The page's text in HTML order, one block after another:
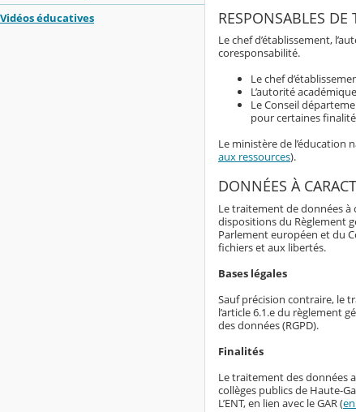
Vidéos éducatives
RESPONSABLES DE
Le chef d’établissement,
coresponsabilité.
Le chef
L’autorité
Le Conseil
pour certaines
Le ministère de l’éducation
aux ressources).
DONNÉES À
Le traitement de données à
dispositions du Règlement
Parlement européen et du
fichiers et aux libertés.
Bases légales
Sauf précision contraire, le
l’article 6.1.e du règlement
des données (RGPD).
Finalités
Le traitement des données
collèges publics de Haute-
L’ENT, en lien avec le GAR (